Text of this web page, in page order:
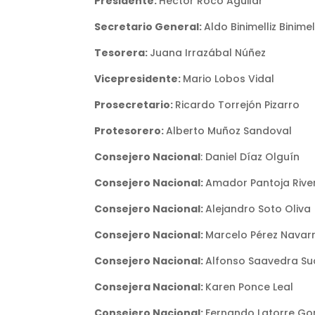
Secretario General:Aldo Binimelliz
Tesorera: Juana Irrazábal Núñez
Vicepresidente: Mario Lobos Vidal
Prosecretario: Ricardo Torrejón Pizarro
Protesorero:Alberto Muñoz Sandoval
Consejero Nacional: Daniel Díaz Olguín
Consejero Nacional:Amador Pantoja
Consejero Nacional:Alejandro Soto Oliva
Consejero Nacional: Marcelo Pérez
Consejero Nacional:Alfonso Saavedra
Consejera Nacional: Karen Ponce Leal